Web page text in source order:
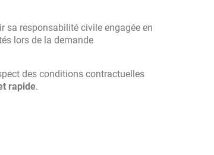
sa responsabilité civile engagée en
lors de la demande
des conditions contractuelles
rapide.